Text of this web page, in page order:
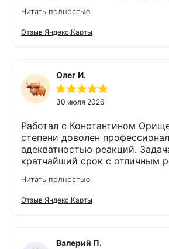
быстро и чётко всё объяснил,
порекомендовал и подобрал
оборудования. Монтаж так же
Владимир был на связи и
интересующие нас вопросы.
бонусом был
очень довольны компанией
рекомендовать знакомым и
обращаться в эту фирму.
Читать полностью
Отзыв Яндекс.Карты
Олег И.
30 июля 2026
Работал с Константином
степени доволен
адекватностью реакций.
кратчайший срок с отличным
должном уровне. Спасибо!
Читать полностью
Отзыв Яндекс.Карты
Валерий П.